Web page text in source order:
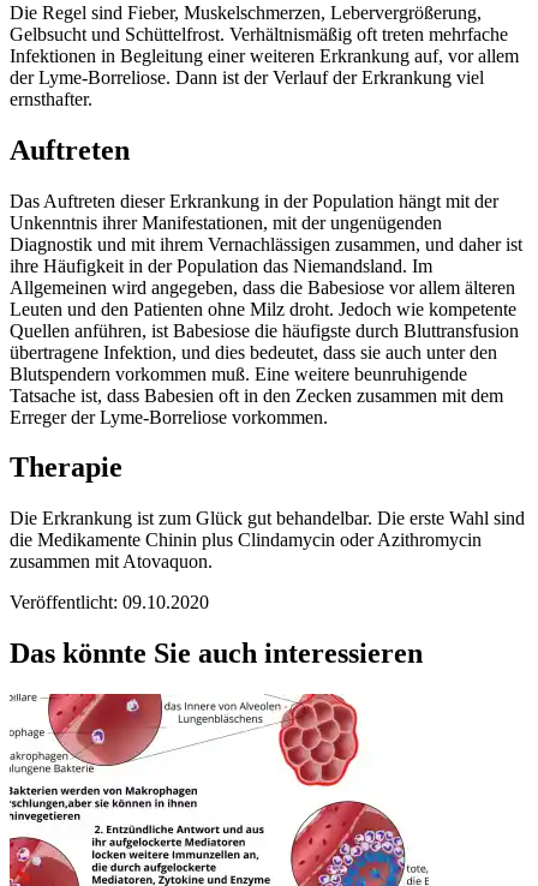
Die Regel sind Fieber, Muskelschmerzen, Lebervergrößerung,
Gelbsucht und Schüttelfrost. Verhältnismäßig oft treten mehrfache
Infektionen in Begleitung einer weiteren Erkrankung auf, vor allem
der Lyme-Borreliose. Dann ist der Verlauf der Erkrankung viel
ernsthafter.
Auftreten
Das Auftreten dieser Erkrankung in der Population hängt mit der
Unkenntnis ihrer Manifestationen, mit der ungenügenden
Diagnostik und mit ihrem Vernachlässigen zusammen, und daher ist
ihre Häufigkeit in der Population das Niemandsland. Im
Allgemeinen wird angegeben, dass die Babesiose vor allem älteren
Leuten und den Patienten ohne Milz droht. Jedoch wie kompetente
Quellen anführen, ist Babesiose die häufigste durch Bluttransfusion
übertragene Infektion, und dies bedeutet, dass sie auch unter den
Blutspendern vorkommen muß. Eine weitere beunruhigende
Tatsache ist, dass Babesien oft in den Zecken zusammen mit dem
Erreger der Lyme-Borreliose vorkommen.
Therapie
Die Erkrankung ist zum Glück gut behandelbar. Die erste Wahl sind
die Medikamente Chinin plus Clindamycin oder Azithromycin
zusammen mit Atovaquon.
Veröffentlicht: 09.10.2020
Das könnte Sie auch interessieren